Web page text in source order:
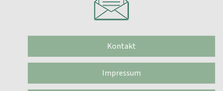
Kontakt
Impressum